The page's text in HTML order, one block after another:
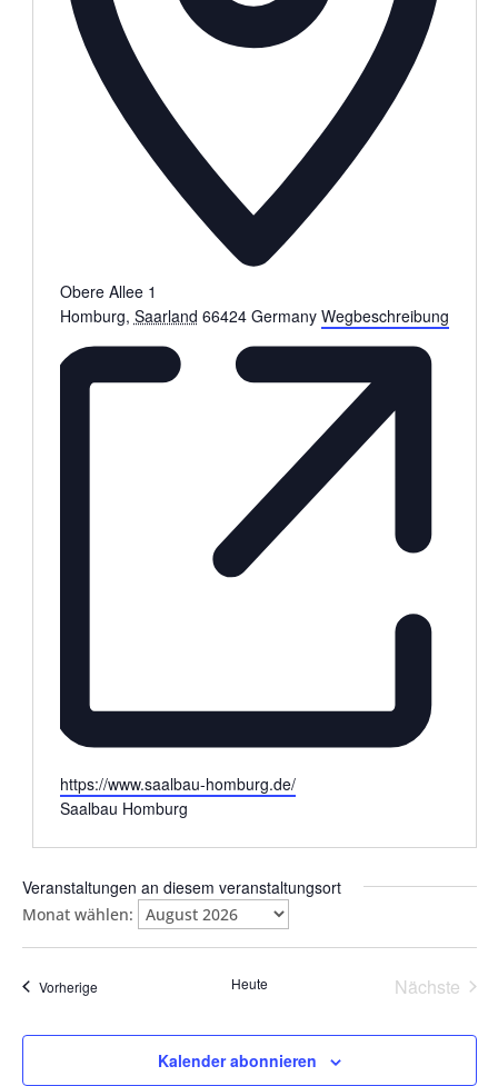
Obere Allee 1
Homburg, Saarland 66424 Germany Wegbeschreibung
Webseite
https://www.saalbau-homburg.de/
Saalbau Homburg
Veranstaltungen an diesem veranstaltungsort
Monat wählen:
VorherigeVeranstaltungen Heute
Nächste
Kalender abonnieren